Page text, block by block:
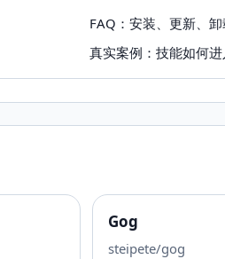
FAQ：安装、更新、
真实案例：技能如何
Gog
steipete/gog